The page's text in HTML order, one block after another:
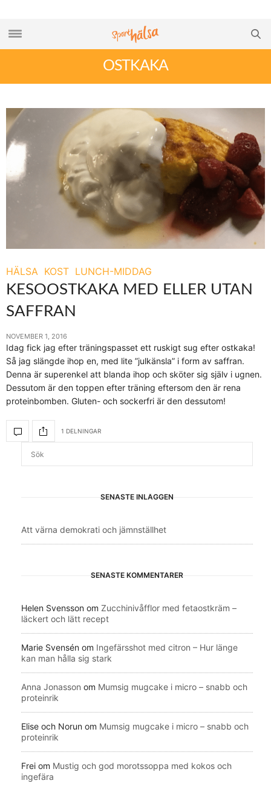
OSTKAKA
HÄLSA KOST LUNCH-MIDDAG
KESOOSTKAKA MED ELLER UTAN
SAFFRAN
NOVEMBER 1, 2016
Idag fick jag efter träningspasset ett ruskigt sug efter ostkaka!
Så jag slängde ihop en, med lite ”julkänsla” i form av saffran.
Denna är superenkel att blanda ihop och sköter sig själv i ugnen.
Dessutom är den toppen efter träning eftersom den är rena
proteinbomben. Gluten- och sockerfri är den dessutom!
1 DELNINGAR
SENASTE INLÄGGEN
Att värna demokrati och jämnställhet
SENASTE KOMMENTARER
Helen Svensson om Zucchinivåfflor med fetaostkräm –
läckert och lätt recept
Marie Svensén om Ingefärsshot med citron – Hur länge
kan man hålla sig stark
Anna Jonasson om Mumsig mugcake i micro – snabb och
proteinrik
Elise och Norun om Mumsig mugcake i micro – snabb och
proteinrik
Frei om Mustig och god morotssoppa med kokos och
ingefära